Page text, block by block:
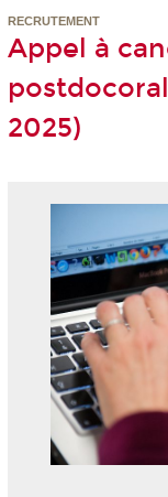
RECRUTEMENT
Appel à
2025)